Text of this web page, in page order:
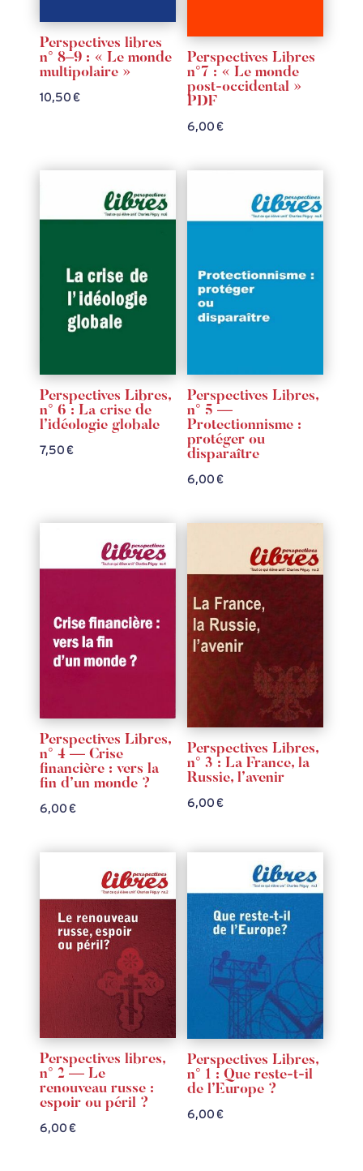
Perspectives libres
n° 8–9 : « Le monde
multipolaire »
10,50€
Perspectives Libres
n°7 : « Le monde
post-occidental »
PDF
6,00 €
Perspectives Libres,
n° 6 : La crise de
l’idéologie globale
7,50€
Perspectives Libres,
n° 5 —
Protectionnisme :
protéger ou
disparaître
6,00 €
Perspectives Libres,
n° 4 — Crise
financière : vers la
fin d’un monde ?
6,00€
Perspectives Libres,
n° 3 : La France, la
Russie, l’avenir
6,00 €
Perspectives libres,
n° 2 — Le
renouveau russe :
espoir ou péril ?
6,00€
Perspectives Libres,
n° 1 : Que reste-t-il
de l’Europe ?
6,00 €